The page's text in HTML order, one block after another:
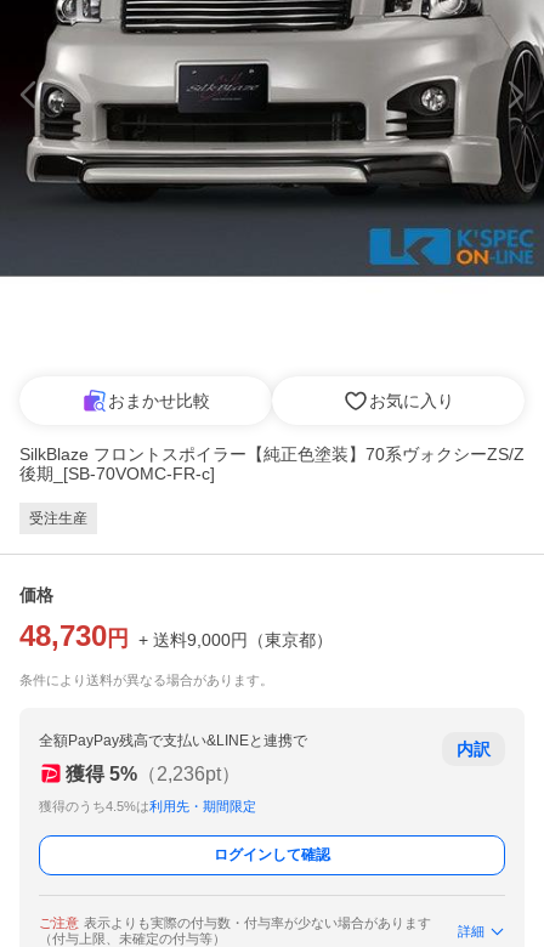
おまかせ比較 お気に入り
SilkBlaze フロントスポイラー【純正色塗装】70系ヴォクシーZS/Z
後期_[SB-70VOMC-FR-c]
受注生産
価格
48,730 円 + 送料9,000円 （東京都）
条件により送料が異なる場合があります。
全額PayPay残高で支払い&LINEと連携で
獲得 5% （2,236pt）
獲得のうち4.5%は利用先・期間限定
内訳
ログインして確認
ご注意 表示よりも実際の付与数・付与率が少ない場合があります
（付与上限、未確定の付与等）
詳細